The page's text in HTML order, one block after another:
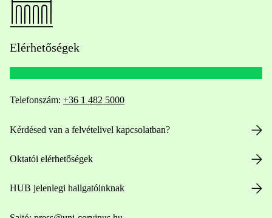
Elérhetőségek
Telefonszám: +36 1 482 5000
Kérdésed van a felvételivel kapcsolatban?
Oktatói elérhetőségek
HUB jelenlegi hallgatóinknak